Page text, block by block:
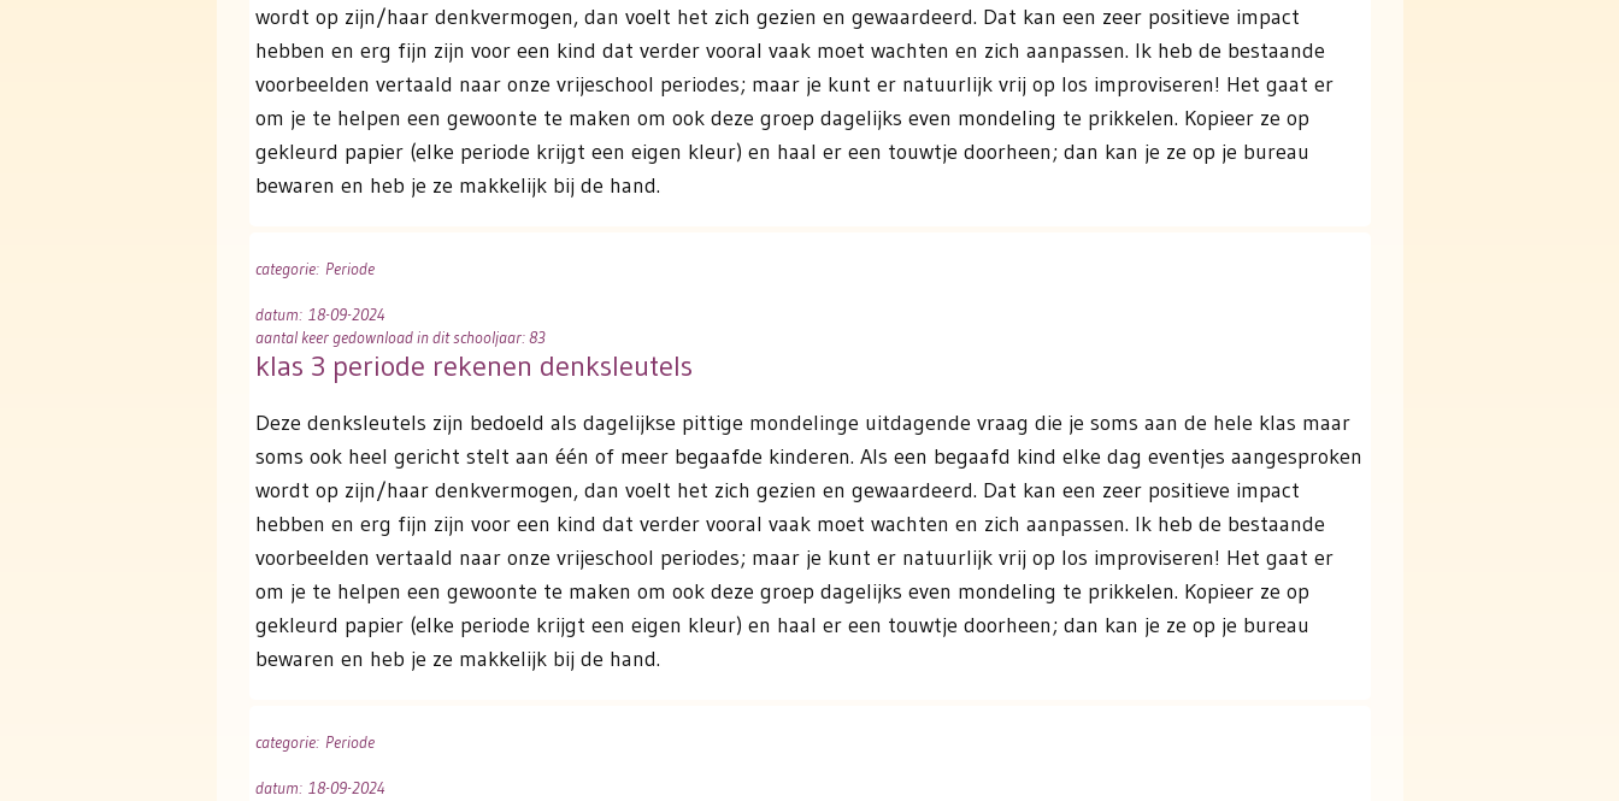
wordt op zijn/haar denkvermogen, dan voelt het zich gezien en gewaardeerd. Dat kan een zeer positieve impact
hebben en erg fijn zijn voor een kind dat verder vooral vaak moet wachten en zich aanpassen. Ik heb de bestaande
voorbeelden vertaald naar onze vrijeschool periodes; maar je kunt er natuurlijk vrij op los improviseren! Het gaat er
om je te helpen een gewoonte te maken om ook deze groep dagelijks even mondeling te prikkelen. Kopieer ze op
gekleurd papier (elke periode krijgt een eigen kleur) en haal er een touwtje doorheen; dan kan je ze op je bureau
bewaren en heb je ze makkelijk bij de hand.
categorie: Periode
datum: 18-09-2024
aantal keer gedownload in dit schooljaar: 83
klas 3 periode rekenen denksleutels
Deze denksleutels zijn bedoeld als dagelijkse pittige mondelinge uitdagende vraag die je soms aan de hele klas maar
soms ook heel gericht stelt aan één of meer begaafde kinderen. Als een begaafd kind elke dag eventjes aangesproken
wordt op zijn/haar denkvermogen, dan voelt het zich gezien en gewaardeerd. Dat kan een zeer positieve impact
hebben en erg fijn zijn voor een kind dat verder vooral vaak moet wachten en zich aanpassen. Ik heb de bestaande
voorbeelden vertaald naar onze vrijeschool periodes; maar je kunt er natuurlijk vrij op los improviseren! Het gaat er
om je te helpen een gewoonte te maken om ook deze groep dagelijks even mondeling te prikkelen. Kopieer ze op
gekleurd papier (elke periode krijgt een eigen kleur) en haal er een touwtje doorheen; dan kan je ze op je bureau
bewaren en heb je ze makkelijk bij de hand.
categorie: Periode
datum: 18-09-2024